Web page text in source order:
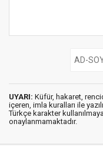
UYARI: Küfür, hakaret,
içeren, imla kuralları ile
Türkçe karakter
onaylanmamaktadır.